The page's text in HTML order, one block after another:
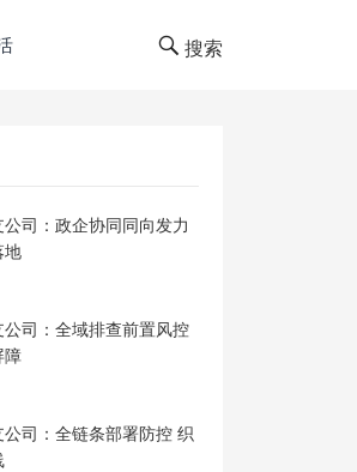
搜索
司：政企协同同向发力
地
司：全域排查前置风控
障
司：全链条部署防控 织